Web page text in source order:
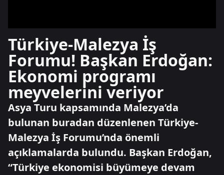
Türkiye-Malezya İş
Forumu! Başkan Erdoğan:
Ekonomi programı
meyvelerini veriyor
Asya Turu kapsamında Malezya’da
bulunan buradan düzenlenen Türkiye-
Malezya İş Forumu’nda önemli
açıklamalarda bulundu. Başkan Erdoğan,
“Türkiye ekonomisi büyümeye devam